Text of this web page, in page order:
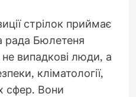
стрілок приймає
рада Бюлетеня
випадкові люди, а
кліматології,
сфер. Вони